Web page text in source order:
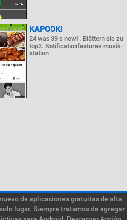
KAPOOK!
24 was 39 s new1. Blättern sie zu
top2. Notificationfeatures-musik-
station
de aplicaciones gratuitas de alta
lugar. Siempre tratamos de agregar